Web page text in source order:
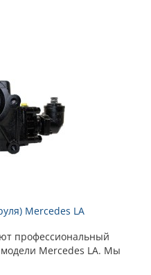
Mercedes LA
профессиональный
Mercedes LA. Мы